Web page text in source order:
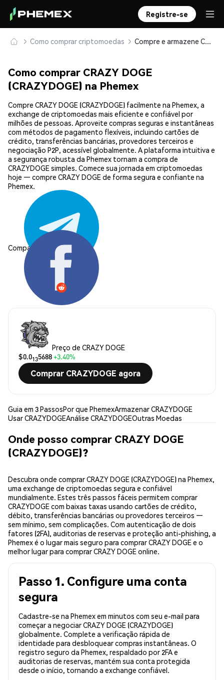
Registre-se
Como comprar criptomoedas Compre e armazene CRAZY DOGE (CRAZYDOGE) com segurança
Como comprar CRAZY DOGE
(CRAZYDOGE) na Phemex
Compre CRAZY DOGE (CRAZYDOGE) facilmente na Phemex, a
exchange de criptomoedas mais eficiente e confiável por
milhões de pessoas. Aproveite compras seguras e instantâneas
com métodos de pagamento flexíveis, incluindo cartões de
crédito, transferências bancárias, provedores terceiros e
negociação P2P, acessível globalmente. A plataforma intuitiva e
a segurança robusta da Phemex tornam a compra de
CRAZYDOGE simples. Comece sua jornada em criptomoedas
hoje — compre CRAZY DOGE de forma segura e confiante na
Phemex.
Compartilhar:
Preço de CRAZY DOGE
$0.0135688+3.40%
Comprar CRAZYDOGE agora
Guia em 3 PassosPor que PhemexArmazenar CRAZYDOGE
Usar CRAZYDOGEAnálise CRAZYDOGEOutras Moedas
Onde posso comprar CRAZY DOGE
(CRAZYDOGE)?
Descubra onde comprar CRAZY DOGE (CRAZYDOGE) na Phemex,
uma exchange de criptomoedas segura e confiável
mundialmente. Estes três passos fáceis permitem comprar
CRAZYDOGE com baixas taxas usando cartões de crédito,
débito, transferências bancárias ou provedores terceiros —
sem mínimo, sem complicações. Com autenticação de dois
fatores (2FA), auditorias de reservas e proteção anti-phishing, a
Phemex é o lugar mais seguro para comprar CRAZY DOGE e o
melhor lugar para comprar CRAZY DOGE online.
Passo 1. Configure uma conta
segura
Cadastre-se na Phemex em minutos com seu e-mail para
começar a negociar CRAZY DOGE (CRAZYDOGE)
globalmente. Complete a verificação rápida de
identidade para desbloquear compras instantâneas. O
registro seguro da Phemex, respaldado por 2FA e
auditorias de reservas, mantém sua conta protegida
desde o início, tornando a exchange confiável.